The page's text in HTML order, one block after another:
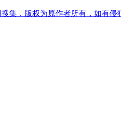
集，版权为原作者所有，如有侵